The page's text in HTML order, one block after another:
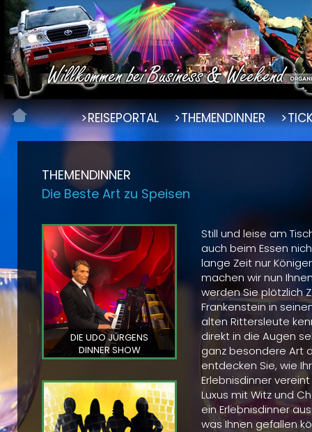
REISEPORTAL THEMENDINNER
THEMENDINNER
Die Beste Art zu Speisen
DIE UDO JÜRGENS
DINNER SHOW
Still und leise am
auch beim Essen
lange Zeit nur
machen wir nun
werden Sie plötzlich
Frankenstein in
alten Rittersleute
direkt in die Augen
ganz besondere Art
entdecken Sie, wie
Erlebnisdinner
Luxus mit Witz und
ein Erlebnisdinner
was Ihnen gefallen